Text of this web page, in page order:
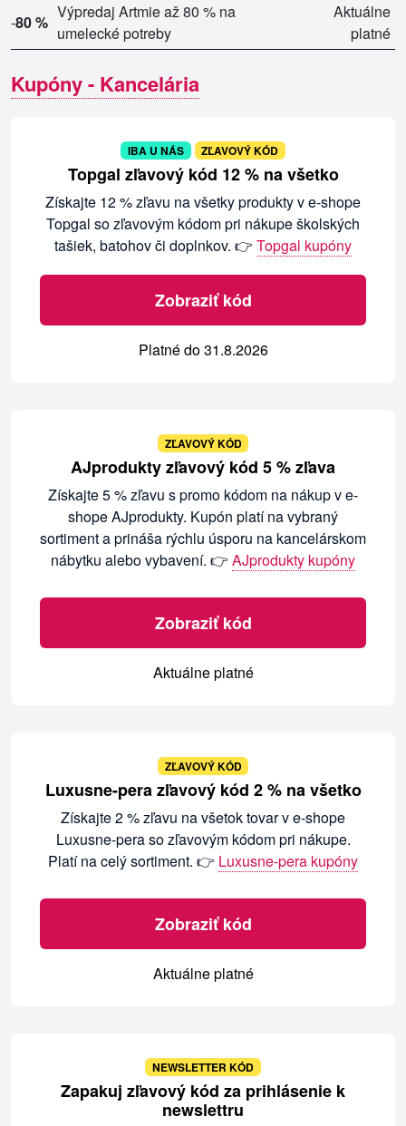
-80 %
Výpredaj Artmie až 80 % na
umelecké potreby
Aktuálne
platné
Kupóny - Kancelária
IBA U NÁS ZĽAVOVÝ KÓD
Topgal zľavový kód 12 % na všetko
Získajte 12 % zľavu na všetky produkty v e-shope
Topgal so zľavovým kódom pri nákupe školských
tašiek, batohov či doplnkov. 👉 Topgal kupóny
Zobraziť kód
Platné do 31.8.2026
ZĽAVOVÝ KÓD
AJprodukty zľavový kód 5 % zľava
Získajte 5 % zľavu s promo kódom na nákup v e-
shope AJprodukty. Kupón platí na vybraný
sortiment a prináša rýchlu úsporu na kancelárskom
nábytku alebo vybavení. 👉 AJprodukty kupóny
Zobraziť kód
Aktuálne platné
ZĽAVOVÝ KÓD
Luxusne-pera zľavový kód 2 % na všetko
Získajte 2 % zľavu na všetok tovar v e-shope
Luxusne-pera so zľavovým kódom pri nákupe.
Platí na celý sortiment. 👉 Luxusne-pera kupóny
Zobraziť kód
Aktuálne platné
NEWSLETTER KÓD
Zapakuj zľavový kód za prihlásenie k
newslettru